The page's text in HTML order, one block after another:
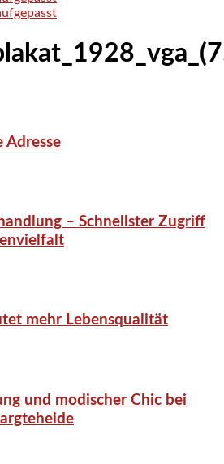
Adresse
– Schnellster Zugriff
mehr Lebensqualität
und modischer Chic bei